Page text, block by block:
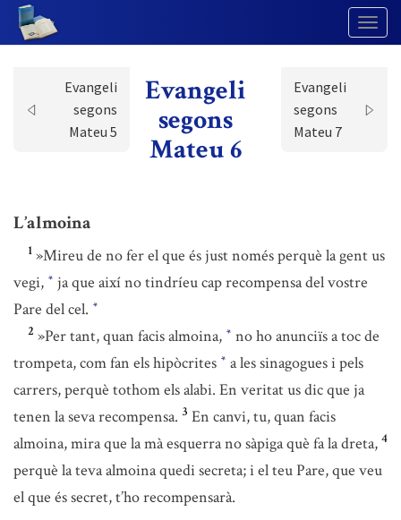
Evangeli
segons
Mateu 5
Evangeli
segons
Mateu 6
Evangeli
segons
Mateu 7
L’almoina
1 »Mireu de no fer el que és just només perquè la gent us
vegi, * ja que així no tindríeu cap recompensa del vostre
Pare del cel. *
2 »Per tant, quan facis almoina, * no ho anunciïs a toc de
trompeta, com fan els hipòcrites * a les sinagogues i pels
carrers, perquè tothom els alabi. En veritat us dic que ja
tenen la seva recompensa. 3 En canvi, tu, quan facis
almoina, mira que la mà esquerra no sàpiga què fa la dreta, 4
perquè la teva almoina quedi secreta; i el teu Pare, que veu
el que és secret, t’ho recompensarà.